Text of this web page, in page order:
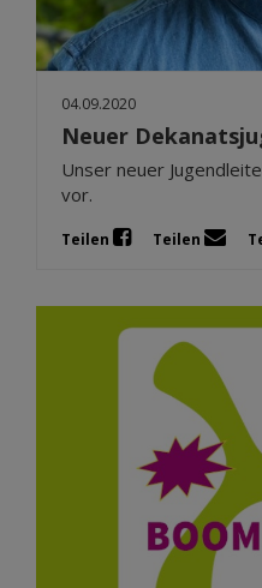
04.09.2020
Neuer
Unser neuer
vor.
Teilen Teilen